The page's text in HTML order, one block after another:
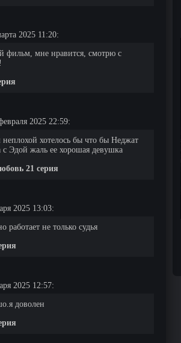
2025 11:20:
фильм, мне нравится, смотрю с
2025 22:59:
неплохой хотелось бы что бы Неджат
с Эдой жаль ее хорошая девушка
21 серия
2025 13:03:
работает не только судья
2025 12:57:
доволен